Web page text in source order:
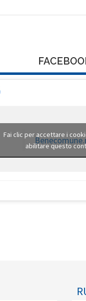
Fai clic per accettare i
abilitare questo